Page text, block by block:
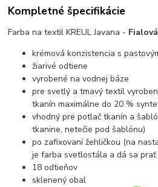
Kompletné špecifikácie
Farba na textil KREUL Javana -
krémová konzistencia s
žiarivé odtiene
vyrobené na vodnej báze
pre svetlý a tmavý textil
tkanín maximálne do 20 %
vhodný pre potlač tkanín a
tkanine, netečie pod šablónu)
po zafixovaní žehličkou (na
je farba svetlostála a dá sa prať
18 odtieňov
sklenený obal